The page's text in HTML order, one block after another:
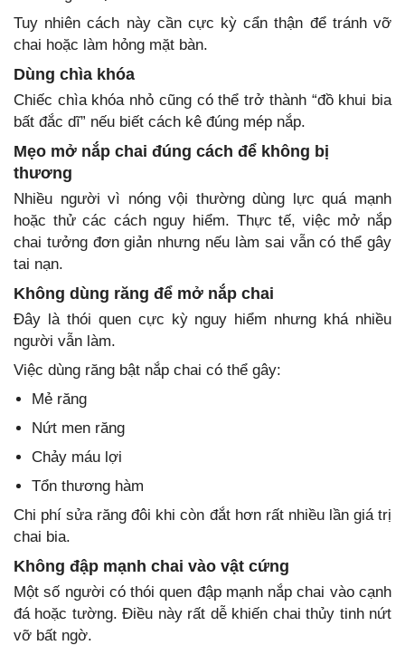
Tuy nhiên cách này cần cực kỳ cẩn thận để tránh vỡ
chai hoặc làm hỏng mặt bàn.
Dùng chìa khóa
Chiếc chìa khóa nhỏ cũng có thể trở thành “đồ khui bia
bất đắc dĩ” nếu biết cách kê đúng mép nắp.
Mẹo mở nắp chai đúng cách để không bị
thương
Nhiều người vì nóng vội thường dùng lực quá mạnh
hoặc thử các cách nguy hiểm. Thực tế, việc mở nắp
chai tưởng đơn giản nhưng nếu làm sai vẫn có thể gây
tai nạn.
Không dùng răng để mở nắp chai
Đây là thói quen cực kỳ nguy hiểm nhưng khá nhiều
người vẫn làm.
Việc dùng răng bật nắp chai có thể gây:
Mẻ răng
Nứt men răng
Chảy máu lợi
Tổn thương hàm
Chi phí sửa răng đôi khi còn đắt hơn rất nhiều lần giá trị
chai bia.
Không đập mạnh chai vào vật cứng
Một số người có thói quen đập mạnh nắp chai vào cạnh
đá hoặc tường. Điều này rất dễ khiến chai thủy tinh nứt
vỡ bất ngờ.